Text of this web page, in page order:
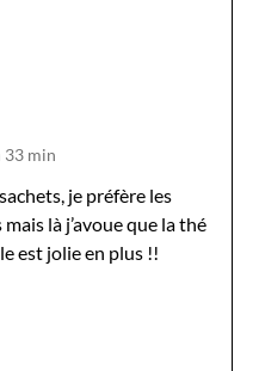
33 min
je préfère les
là j’avoue que la thé
est jolie en plus !!